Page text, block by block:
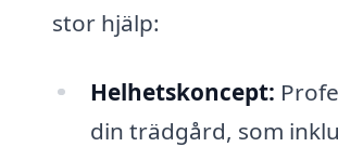
stor hjälp:
Helhetskoncept:
din trädgård, som